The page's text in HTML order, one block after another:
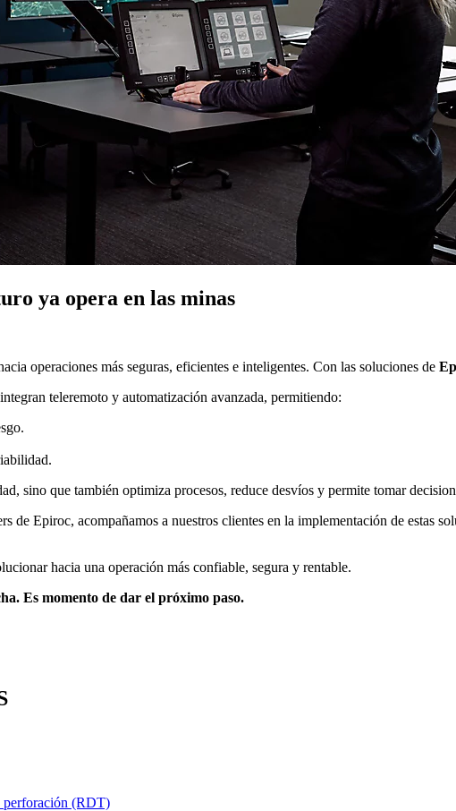
ya opera en las minas
operaciones más seguras, eficientes e inteligentes. Con las soluciones de
teleremoto y automatización avanzada, permitiendo:
sino que también optimiza procesos, reduce desvíos y permite tomar
de Epiroc, acompañamos a nuestros clientes en la implementación de estas
hacia una operación más confiable, segura y rentable.
Es momento de dar el próximo paso.
perforación (RDT)